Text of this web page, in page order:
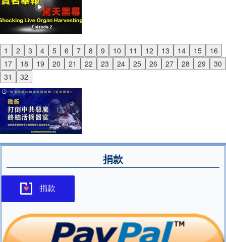
1 2 3 4 5 6 7 8 9 10 11 12 13 14 15
16
17
18 19 20 21 22 23 24 25 26 27 28 29
30
31
32
Previous
Next
捐款
捐款